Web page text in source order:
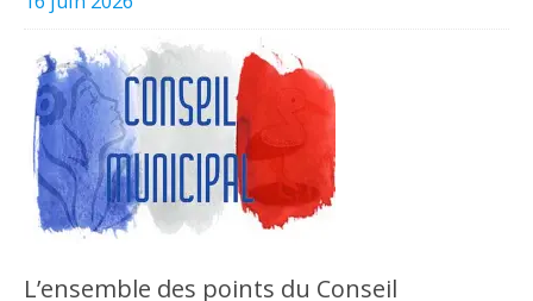
L’ensemble des points du Conseil